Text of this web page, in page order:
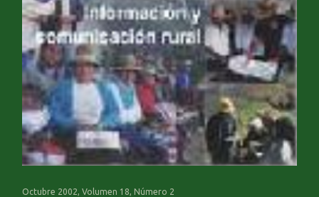
Octubre 2002, Volumen 18, Número 2